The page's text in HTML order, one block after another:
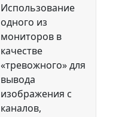
Использование
одного из
мониторов в
качестве
«тревожного» для
вывода
изображения с
каналов,